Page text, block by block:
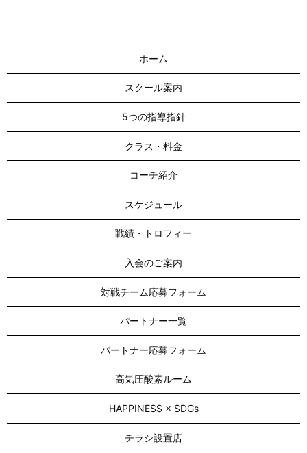
ホーム
スクール案内
5つの指導指針
クラス・料金
コーチ紹介
スケジュール
戦績・トロフィー
入会のご案内
対戦チーム応募フォーム
パートナー一覧
パートナー応募フォーム
高気圧酸素ルーム
HAPPINESS × SDGs
チラシ設置店